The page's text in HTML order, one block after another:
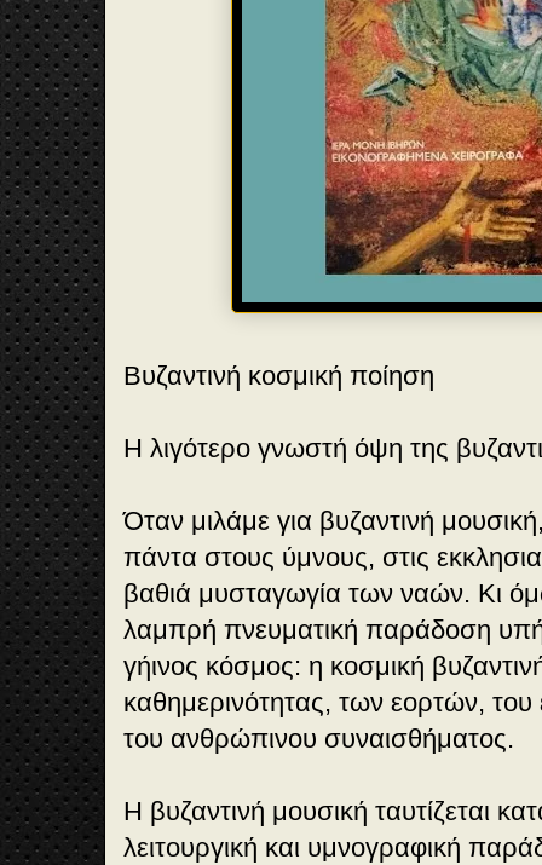
Βυζαντινή κοσμική ποίηση
Η λιγότερο γνωστή όψη της
Όταν μιλάμε για βυζαντινή
πάντα στους ύμνους, στις
βαθιά μυσταγωγία των ναών. Κι
λαμπρή πνευματική παράδοση
γήινος κόσμος: η κοσμική
καθημερινότητας, των εορτών, του
του ανθρώπινου συναισθήματος.
Η βυζαντινή μουσική ταυτίζεται
λειτουργική και υμνογραφική